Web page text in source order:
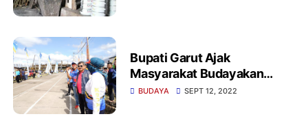
Bupati Garut Ajak
Masyarakat Budayakan
Permainan Tradisional
BUDAYA SEPT 12, 2022